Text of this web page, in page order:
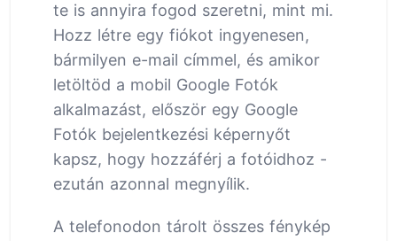
te is annyira fogod szeretni, mint mi.
Hozz létre egy fiókot ingyenesen,
bármilyen e-mail címmel, és amikor
letöltöd a mobil Google Fotók
alkalmazást, először egy Google
Fotók bejelentkezési képernyőt
kapsz, hogy hozzáférj a fotóidhoz -
ezután azonnal megnyílik.
A telefonodon tárolt összes fénykép